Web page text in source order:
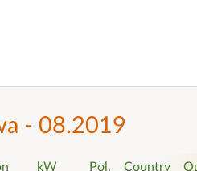
- 08.2019
kW Pol. Country